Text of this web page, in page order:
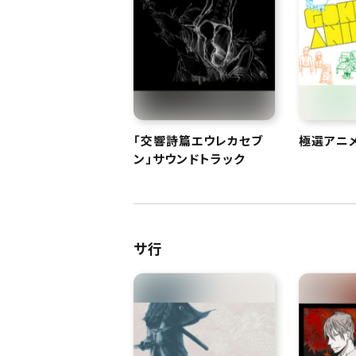
「交響詩篇エウレカセブ
ン」サウンドトラック
極選アニ
サ行